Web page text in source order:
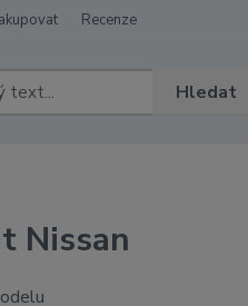
Recenze
Hledat
Nissan